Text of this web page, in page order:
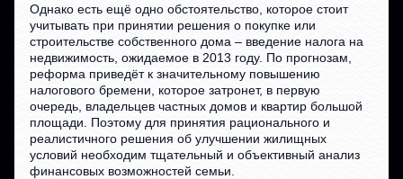
Однако есть ещё одно обстоятельство, которое стоит
учитывать при принятии решения о покупке или
строительстве собственного дома – введение налога на
недвижимость, ожидаемое в 2013 году. По прогнозам,
реформа приведёт к значительному повышению
налогового бремени, которое затронет, в первую
очередь, владельцев частных домов и квартир большой
площади. Поэтому для принятия рационального и
реалистичного решения об улучшении жилищных
условий необходим тщательный и объективный анализ
финансовых возможностей семьи.